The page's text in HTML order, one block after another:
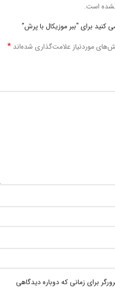
است.
کنید برای “ببر موزیکال با پرش”
موردنیاز علامت‌گذاری شده‌اند *
برای زمانی که دوباره دیدگاهی